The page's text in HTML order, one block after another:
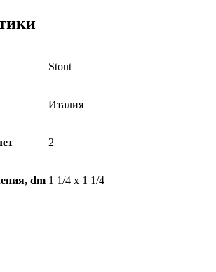
Stout
Италия
2
dm 1 1/4 x 1 1/4